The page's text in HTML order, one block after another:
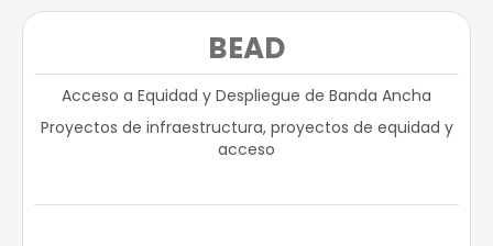
BEAD
Acceso a Equidad y Despliegue de Banda Ancha
Proyectos de infraestructura, proyectos de equidad y
acceso